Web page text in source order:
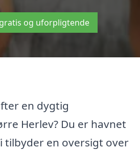
og uforpligtende
en dygtig
Herlev? Du er havnet
tilbyder en oversigt over